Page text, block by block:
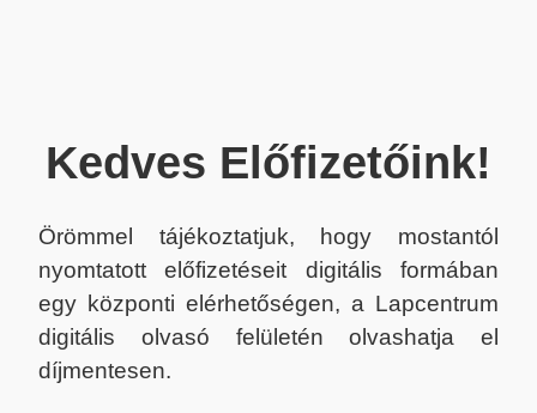
Kedves Előfizetőink!
Örömmel tájékoztatjuk, hogy mostantól
nyomtatott előfizetéseit digitális formában
egy központi elérhetőségen, a Lapcentrum
digitális olvasó felületén olvashatja el
díjmentesen.